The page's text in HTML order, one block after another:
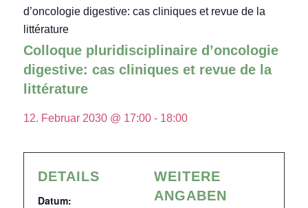
d’oncologie digestive: cas cliniques et revue de la
littérature
Colloque pluridisciplinaire d’oncologie
digestive: cas cliniques et revue de la
littérature
12. Februar 2030 @ 17:00- 18:00
DETAILS
Datum:
WEITERE
ANGABEN